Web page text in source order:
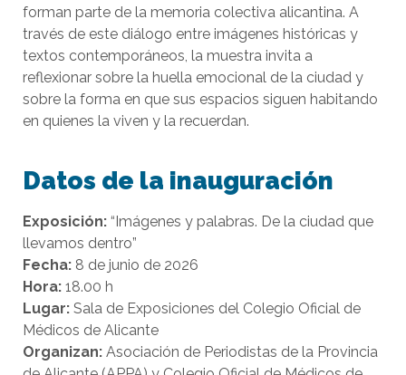
forman parte de la memoria colectiva alicantina. A
través de este diálogo entre imágenes históricas y
textos contemporáneos, la muestra invita a
reflexionar sobre la huella emocional de la ciudad y
sobre la forma en que sus espacios siguen habitando
en quienes la viven y la recuerdan.
Datos de la inauguración
Exposición: “Imágenes y palabras. De la ciudad que
llevamos dentro”
Fecha: 8 de junio de 2026
Hora: 18.00 h
Lugar: Sala de Exposiciones del Colegio Oficial de
Médicos de Alicante
Organizan: Asociación de Periodistas de la Provincia